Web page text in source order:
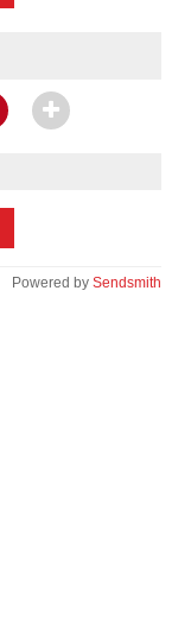
Powered by Sendsmith